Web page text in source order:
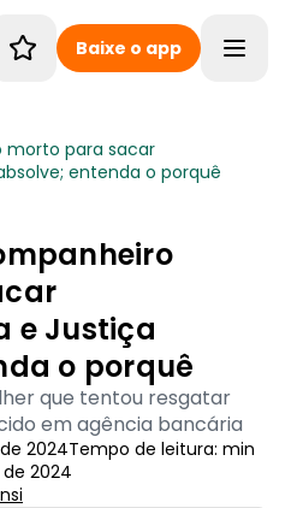
Baixe o app
morto para sacar
entenda o porquê
e Justiça
o porquê
que tentou resgatar
em agência bancária
2024Tempo de leitura: min
de 2024